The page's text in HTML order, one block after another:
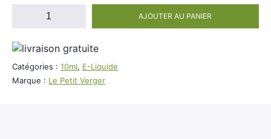
quantité
Liquide
Le
Petit
AJOUTER AU PANIER
Catégories : 10ml, E-Liquide
Marque : Le Petit Verger